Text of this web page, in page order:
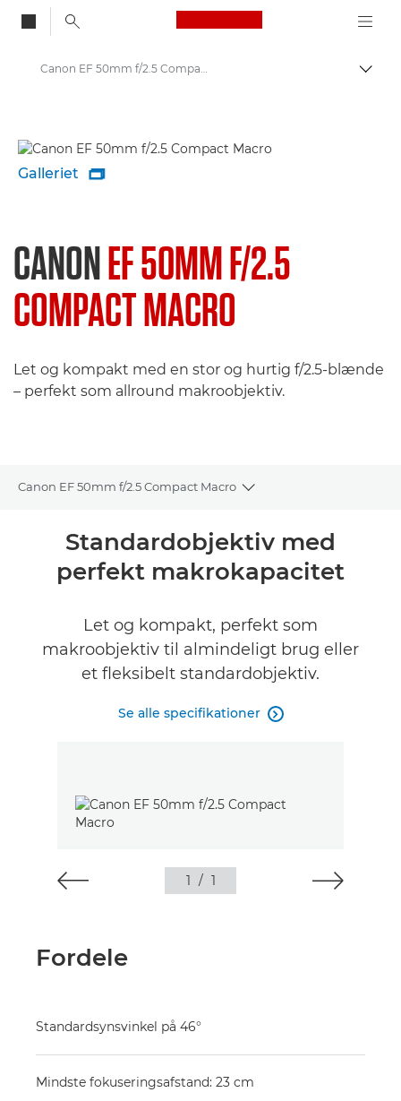
Canon Logo, back
Skift
Canon EF 50mm f/2.5 Compact Macro - Lenses - Camera & Photo lenses
Galleriet 
CANONEF 50MM F/2.5
COMPACT MACRO
Let og kompakt med en stor og hurtig f/2.5-blænde
– perfekt som allround makroobjektiv.
Canon EF 50mm f/2.5 Compact Macro
Toggle breadcrumbs
Specifikationer
Standardobjektiv med
perfekt makrokapacitet
Let og kompakt, perfekt som
makroobjektiv til almindeligt brug eller
et fleksibelt standardobjektiv.
Se alle specifikationer 
1 / 1
Fordele
Standardsynsvinkel på 46°
Mindste fokuseringsafstand: 23 cm